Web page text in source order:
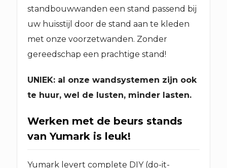
standbouwwanden een stand passend bij
uw huisstijl door de stand aan te kleden
met onze voorzetwanden. Zonder
gereedschap een prachtige stand!
UNIEK: al onze wandsystemen zijn ook
te huur, wel de lusten, minder lasten.
Werken met de beurs stands
van Yumark is leuk!
Yumark levert complete DIY (do-it-